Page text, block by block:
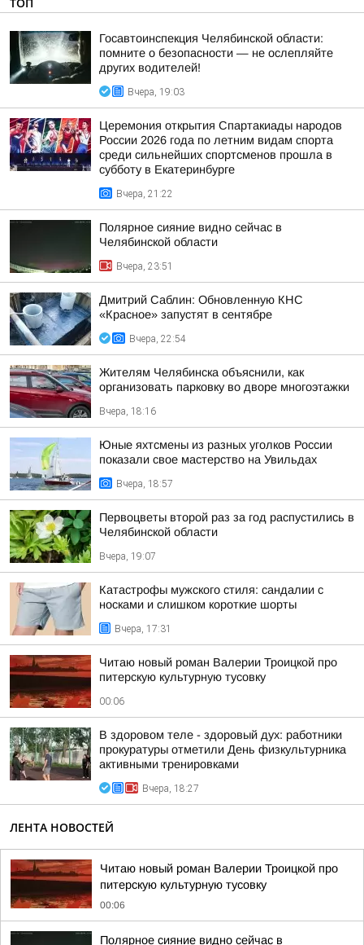
Госавтоинспекция Челябинской области:
помните о безопасности — не ослепляйте
других водителей!
Вчера, 19:03
Церемония открытия Спартакиады народов
России 2026 года по летним видам спорта
среди сильнейших спортсменов прошла в
субботу в Екатеринбурге
Вчера, 21:22
Полярное сияние видно сейчас в
Челябинской области
Вчера, 23:51
Дмитрий Саблин: Обновленную КНС
«Красное» запустят в сентябре
Вчера, 22:54
Жителям Челябинска объяснили, как
организовать парковку во дворе многоэтажки
Вчера, 18:16
Юные яхтсмены из разных уголков России
показали свое мастерство на Увильдах
Вчера, 18:57
Первоцветы второй раз за год распустились в
Челябинской области
Вчера, 19:07
Катастрофы мужского стиля: сандалии с
носками и слишком короткие шорты
Вчера, 17:31
Читаю новый роман Валерии Троицкой про
питерскую культурную тусовку
00:06
В здоровом теле - здоровый дух: работники
прокуратуры отметили День физкультурника
активными тренировками
Вчера, 18:27
ЛЕНТА НОВОСТЕЙ
Читаю новый роман Валерии Троицкой про
питерскую культурную тусовку
00:06
Полярное сияние видно сейчас в